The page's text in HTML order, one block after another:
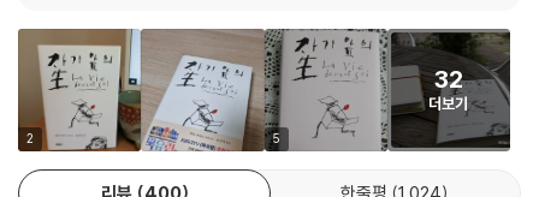
미를 부여한다. 나는 누구에게나 눈물이 있음을 알고 있다. 그러므로 나는
당신을 믿는다. 이제 당신 앞에 놓여 있는 생으로 들어가보자. 엘리베이트
도 없는 7층 아파트. 그 곳의 지하방. 이 곳이 바로 우리에게 사랑이 뭔지 가
르쳐 줄 성소이다.
하밀 할아버지, 사람은 사랑 없이도 살 수 있나요?
작가는 자기의 실제 나이보다 많은 나이를 살고 있는 열네 살 모모의 눈을
통해 이해하지 못할 세상을 바라본다. 모모의 눈에 비친 세상은 결코 꿈같
이 아름다운 세상이 아니다. 아이의 눈으로 바라보기 때문에 세상은 더욱
각박하고 모진 곳이다.
2 5
32
더보기